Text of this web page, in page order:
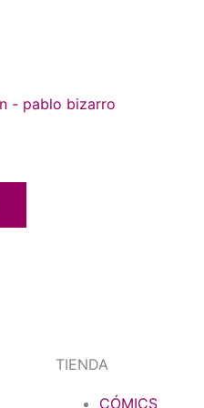
TIENDA
CÓMICS